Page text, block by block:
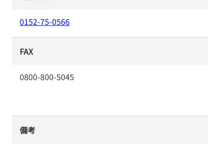
0152-75-0566
FAX
0800-800-5045
備考